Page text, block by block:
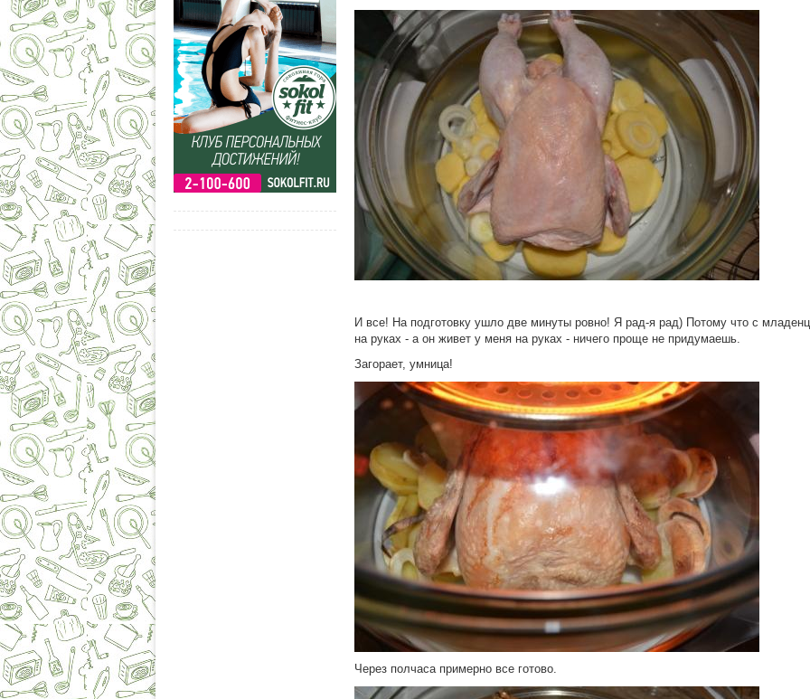
И все! На подготовку ушло две минуты ровно! Я рад-я рад) Потому что с
на руках - а он живет у меня на руках - ничего проще не придумаешь.
Загорает, умница!
Через полчаса примерно все готово.